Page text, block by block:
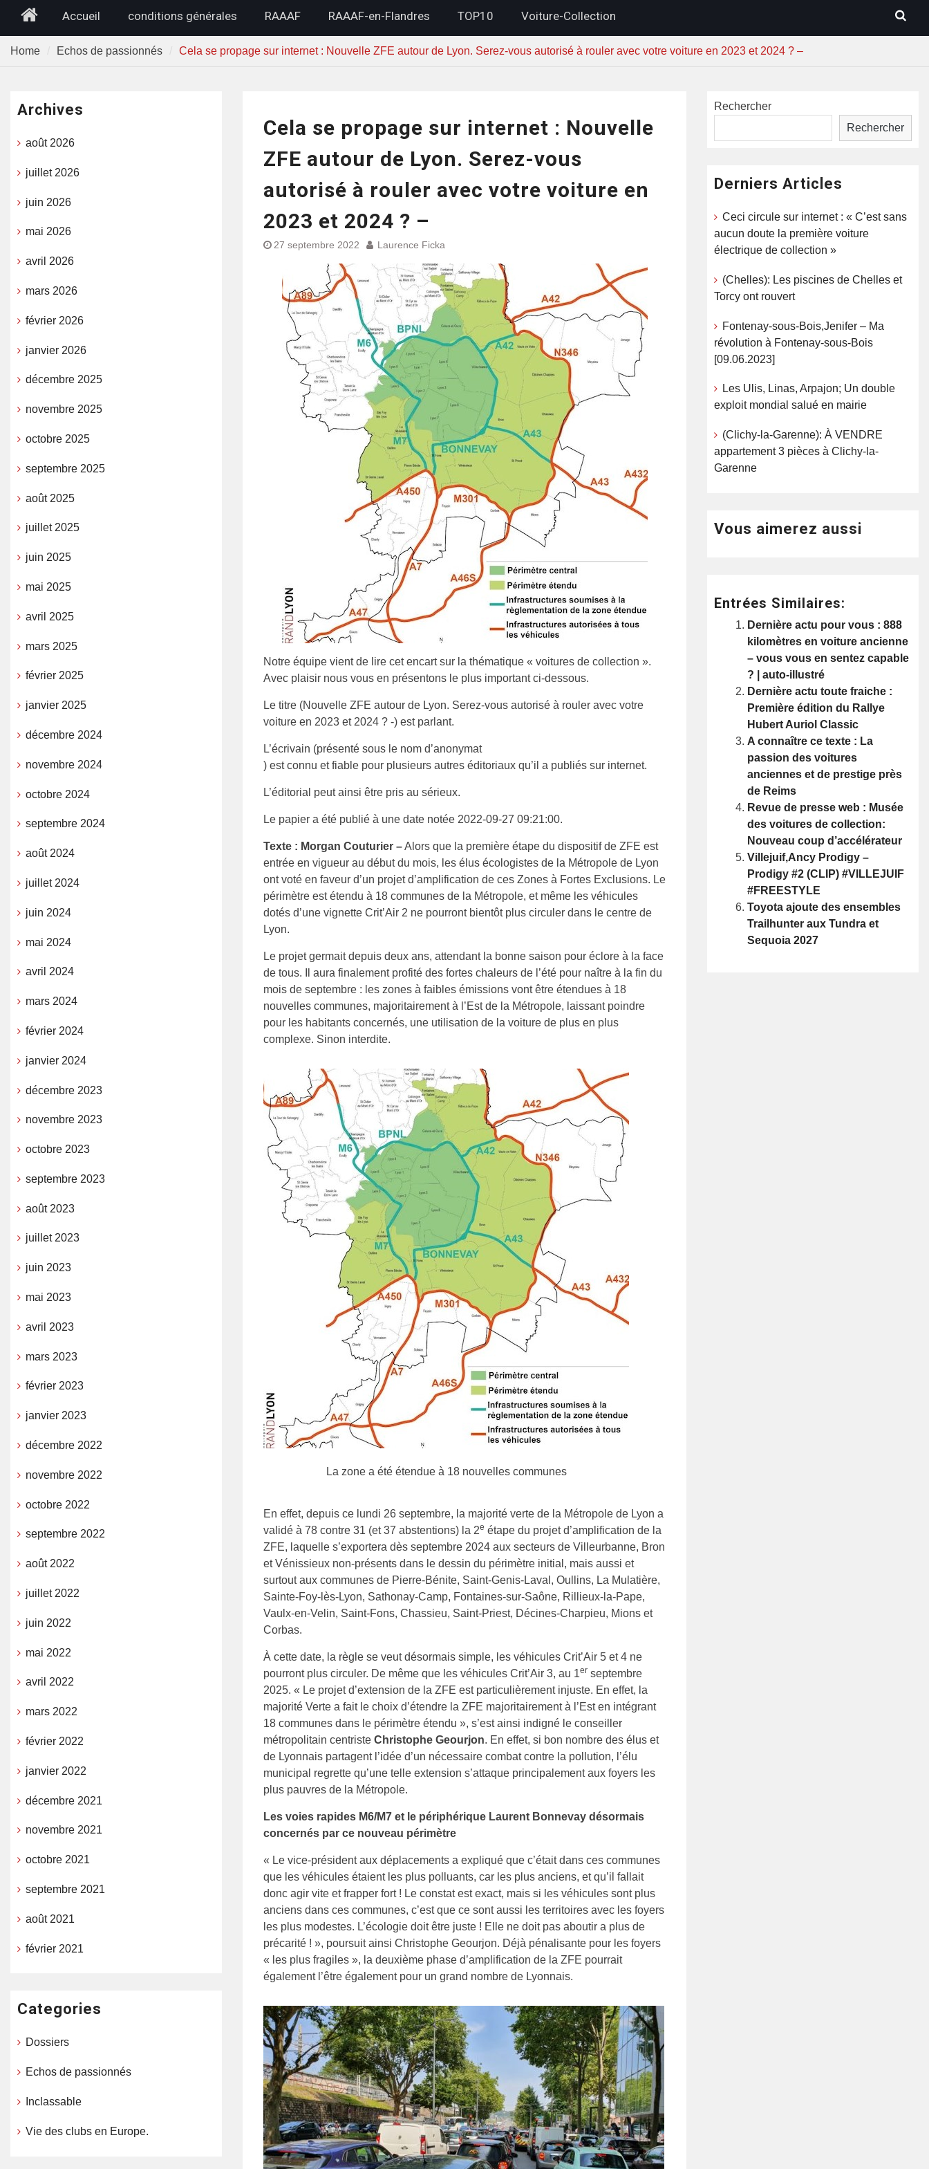
HomeAccueil conditions générales RAAAF RAAAF-en-Flandres TOP10 Voiture-Collection
Home Echos de passionnés Cela se propage sur internet : Nouvelle ZFE autour de Lyon. Serez-vous autorisé à rouler avec votre voiture en 2023 et 2024 ? –
Cela se propage sur internet : Nouvelle
ZFE autour de Lyon. Serez-vous
autorisé à rouler avec votre voiture en
2023 et 2024 ? –
27 septembre 2022 Laurence Ficka
Notre équipe vient de lire cet encart sur la thématique « voitures de collection ».
Avec plaisir nous vous en présentons le plus important ci-dessous.
Le titre (Nouvelle ZFE autour de Lyon. Serez-vous autorisé à rouler avec votre
voiture en 2023 et 2024 ? -) est parlant.
L’écrivain (présenté sous le nom d’anonymat
) est connu et fiable pour plusieurs autres éditoriaux qu’il a publiés sur internet.
L’éditorial peut ainsi être pris au sérieux.
Le papier a été publié à une date notée 2022-09-27 09:21:00.
Texte : Morgan Couturier –Alors que la première étape du dispositif de ZFE est
entrée en vigueur au début du mois, les élus écologistes de la Métropole de Lyon
ont voté en faveur d’un projet d’amplification de ces Zones à Fortes Exclusions. Le
périmètre est étendu à 18 communes de la Métropole, et même les véhicules
dotés d’une vignette Crit’Air 2 ne pourront bientôt plus circuler dans le centre de
Lyon.
Le projet germait depuis deux ans, attendant la bonne saison pour éclore à la face
de tous. Il aura finalement profité des fortes chaleurs de l’été pour naître à la fin du
mois de septembre : les zones à faibles émissions vont être étendues à 18
nouvelles communes, majoritairement à l’Est de la Métropole, laissant poindre
pour les habitants concernés, une utilisation de la voiture de plus en plus
complexe. Sinon interdite.
La zone a été étendue à 18 nouvelles communes
En effet, depuis ce lundi 26 septembre, la majorité verte de la Métropole de Lyon a
validé à 78 contre 31 (et 37 abstentions) la 2e étape du projet d’amplification de la
ZFE, laquelle s’exportera dès septembre 2024 aux secteurs de Villeurbanne, Bron
et Vénissieux non-présents dans le dessin du périmètre initial, mais aussi et
surtout aux communes de Pierre-Bénite, Saint-Genis-Laval, Oullins, La Mulatière,
Sainte-Foy-lès-Lyon, Sathonay-Camp, Fontaines-sur-Saône, Rillieux-la-Pape,
Vaulx-en-Velin, Saint-Fons, Chassieu, Saint-Priest, Décines-Charpieu, Mions et
Corbas.
À cette date, la règle se veut désormais simple, les véhicules Crit’Air 5 et 4 ne
pourront plus circuler. De même que les véhicules Crit’Air 3, au 1er septembre
2025. « Le projet d’extension de la ZFE est particulièrement injuste. En effet, la
majorité Verte a fait le choix d’étendre la ZFE majoritairement à l’Est en intégrant
18 communes dans le périmètre étendu », s’est ainsi indigné le conseiller
métropolitain centriste Christophe Geourjon. En effet, si bon nombre des élus et
de Lyonnais partagent l’idée d’un nécessaire combat contre la pollution, l’élu
municipal regrette qu’une telle extension s’attaque principalement aux foyers les
plus pauvres de la Métropole.
Les voies rapides M6/M7 et le périphérique Laurent Bonnevay désormais
concernés par ce nouveau périmètre
« Le vice-président aux déplacements a expliqué que c’était dans ces communes
que les véhicules étaient les plus polluants, car les plus anciens, et qu’il fallait
donc agir vite et frapper fort ! Le constat est exact, mais si les véhicules sont plus
anciens dans ces communes, c’est que ce sont aussi les territoires avec les foyers
les plus modestes. L’écologie doit être juste ! Elle ne doit pas aboutir a plus de
précarité ! », poursuit ainsi Christophe Geourjon. Déjà pénalisante pour les foyers
« les plus fragiles », la deuxième phase d’amplification de la ZFE pourrait
également l’être également pour un grand nombre de Lyonnais.
Rechercher
Rechercher
Derniers Articles
Ceci circule sur internet : « C’est sans
aucun doute la première voiture
électrique de collection »
(Chelles): Les piscines de Chelles et
Torcy ont rouvert
Fontenay-sous-Bois,Jenifer – Ma
révolution à Fontenay-sous-Bois
[09.06.2023]
Les Ulis, Linas, Arpajon; Un double
exploit mondial salué en mairie
(Clichy-la-Garenne): À VENDRE
appartement 3 pièces à Clichy-la-
Garenne
Vous aimerez aussi
Entrées Similaires:
Dernière actu pour vous : 888
kilomètres en voiture ancienne
– vous vous en sentez capable
? | auto-illustré
Dernière actu toute fraiche :
Première édition du Rallye
Hubert Auriol Classic
A connaître ce texte : La
passion des voitures
anciennes et de prestige près
de Reims
Revue de presse web : Musée
des voitures de collection:
Nouveau coup d’accélérateur
Villejuif,Ancy Prodigy –
Prodigy #2 (CLIP) #VILLEJUIF
#FREESTYLE
Toyota ajoute des ensembles
Trailhunter aux Tundra et
Sequoia 2027
Archives
août 2026
juillet 2026
juin 2026
mai 2026
avril 2026
mars 2026
février 2026
janvier 2026
décembre 2025
novembre 2025
octobre 2025
septembre 2025
août 2025
juillet 2025
juin 2025
mai 2025
avril 2025
mars 2025
février 2025
janvier 2025
décembre 2024
novembre 2024
octobre 2024
septembre 2024
août 2024
juillet 2024
juin 2024
mai 2024
avril 2024
mars 2024
février 2024
janvier 2024
décembre 2023
novembre 2023
octobre 2023
septembre 2023
août 2023
juillet 2023
juin 2023
mai 2023
avril 2023
mars 2023
février 2023
janvier 2023
décembre 2022
novembre 2022
octobre 2022
septembre 2022
août 2022
juillet 2022
juin 2022
mai 2022
avril 2022
mars 2022
février 2022
janvier 2022
décembre 2021
novembre 2021
octobre 2021
septembre 2021
août 2021
février 2021
Categories
Dossiers
Echos de passionnés
Inclassable
Vie des clubs en Europe.